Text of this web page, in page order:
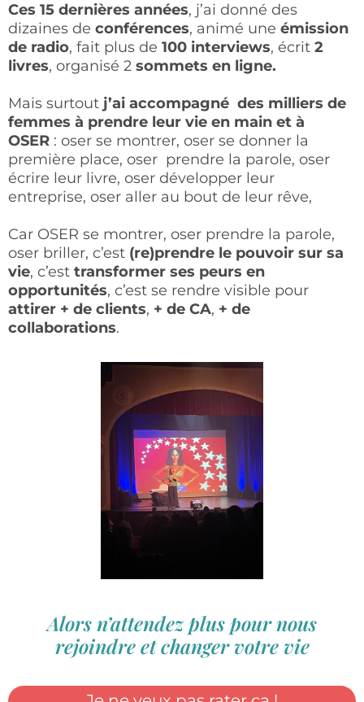
Ces 15 dernières années, j’ai donné des
dizaines de conférences, animé une émission
de radio, fait plus de 100 interviews, écrit 2
livres, organisé 2 sommets en ligne.
Mais surtout j’ai accompagné des milliers de
femmes à prendre leur vie en main et à
OSER : oser se montrer, oser se donner la
première place, oser prendre la parole, oser
écrire leur livre, oser développer leur
entreprise, oser aller au bout de leur rêve,
Car OSER se montrer, oser prendre la parole,
oser briller, c’est (re)prendre le pouvoir sur sa
vie, c’est transformer ses peurs en
opportunités, c’est se rendre visible pour
attirer + de clients, + de CA, + de
collaborations.
Alors n’attendez plus pour nous
rejoindre et changer votre vie